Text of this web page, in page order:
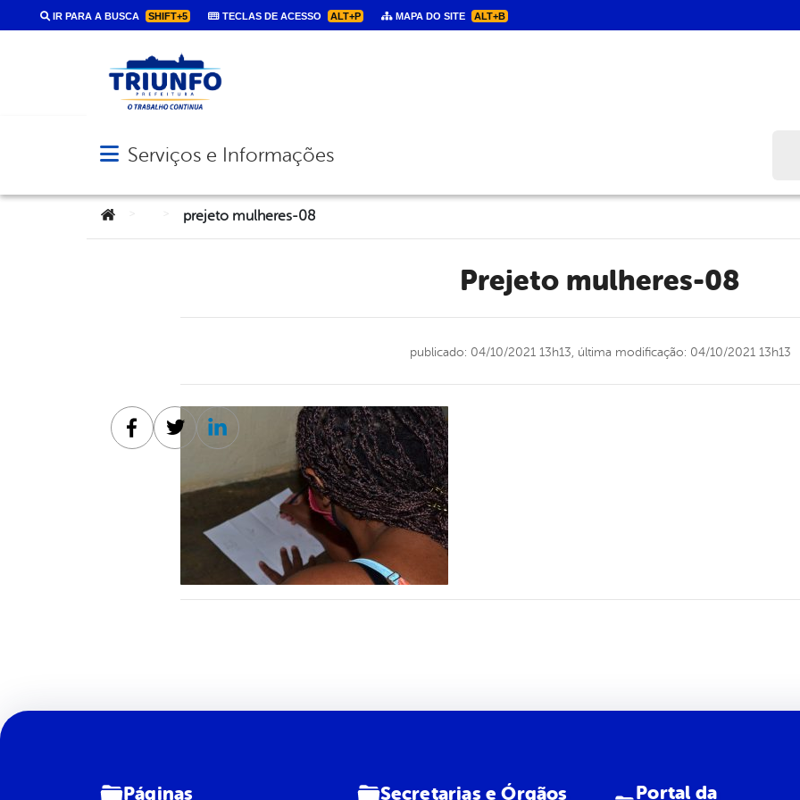
IR PARA A BUSCA SHIFT+5 TECLAS DE ACESSO ALT+P MAPA DO SITE ALT+B
Abrir menu principal de navegação
Serviços e Informações
Você está aqui:prejeto mulheres-08
prejeto mulheres-08
publicado: 04/10/2021 13h13, última modificação: 04/10/2021 13h13
Facebook
TwitterLinkedin
Páginas Secretarias e Órgãos
Portal da